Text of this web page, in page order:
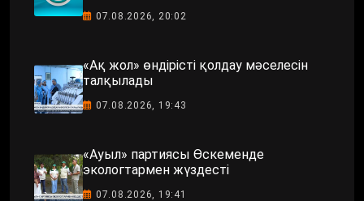
07.08.2026, 20:02
«Ақ жол» өндірісті қолдау мәселесін
талқылады
07.08.2026, 19:43
«Ауыл» партиясы Өскеменде
экологтармен жүздесті
07.08.2026, 19:41